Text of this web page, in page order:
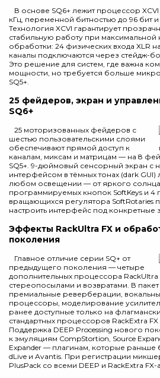
В основе SQ6+ лежит процессор
кГц, переменной битностью до 96 бит
Технология XCVI гарантирует
стабильную работу при максимальной
обработки: 24 физических входа XLR
каналы подключаются через стейдж-
Это решение для систем, где важна
мощности, но требуется больше
SQ5+.
25 фейдеров, экран и
SQ6+
25 моторизованных фейдеров с
шестью пользовательскими слоями
обеспечивают прямой доступ к
каналам, миксам и матрицам — на 8
SQ5+. 9-дюймовый сенсорный экран с
интерфейсом в тёмных тонах (dark GUI)
любом освещении — от яркого солнца
программируемых кнопок SoftKeys и
вращающихся регулятора SoftRotaries
настроить интерфейс под конкретные
Эффекты RackUltra FX и
поколения
Главное отличие серии SQ+ от
предыдущего поколения — четыре
дополнительных процессора RackUltra
стереопосылами и возвратами. В пакет
премиальные реверберации,
процессоры, моделирование
ранее доступные только на
стандартных процессоров RackExtra
Поддержка DEEP Processing нового
к эмуляциям CompStortion, Source
Expander — плагинам, которые
dLive и Avantis. При регистрации
PlusPack со всеми DEEP и RackExtra